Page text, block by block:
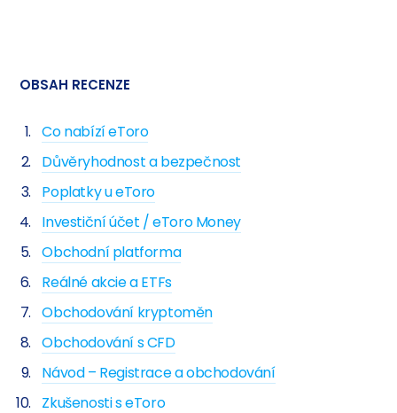
OBSAH RECENZE
Co nabízí eToro
Důvěryhodnost a bezpečnost
Poplatky u eToro
Investiční účet / eToro Money
Obchodní platforma
Reálné akcie a ETFs
Obchodování kryptoměn
Obchodování s CFD
Návod – Registrace a obchodování
Zkušenosti s eToro